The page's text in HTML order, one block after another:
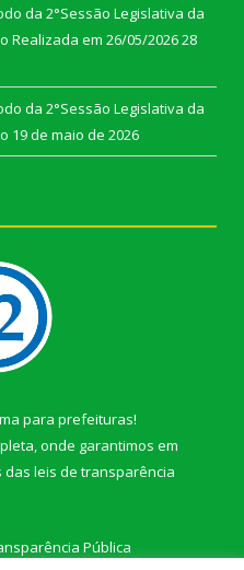
da 2°Sessão Legislativa da
Realizada em 26/05/202628
da 2°Sessão Legislativa da
19 de maio de 2026
para prefeituras!
onde garantimos em
das leis de transparência
Pública